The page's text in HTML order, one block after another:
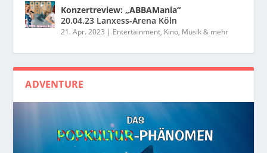
Konzertreview: „ABBAMania“
20.04.23 Lanxess-Arena Köln
21. Apr. 2023 | Entertainment, Kino, Musik & mehr
ADVENTURE